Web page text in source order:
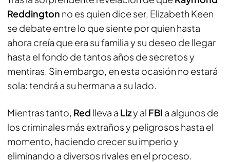
Reddington no es quien dice ser, Elizabeth Keen
se debate entre lo que siente por quien hasta
ahora creía que era su familia y su deseo de llegar
hasta el fondo de tantos años de secretos y
mentiras. Sin embargo, en esta ocasión no estará
sola: tendrá a su hermana a su lado.
Mientras tanto, Red lleva a Lizy al FBI a algunos de
los criminales más extraños y peligrosos hasta el
momento, haciendo crecer su imperio y
eliminando a diversos rivales en el proceso.